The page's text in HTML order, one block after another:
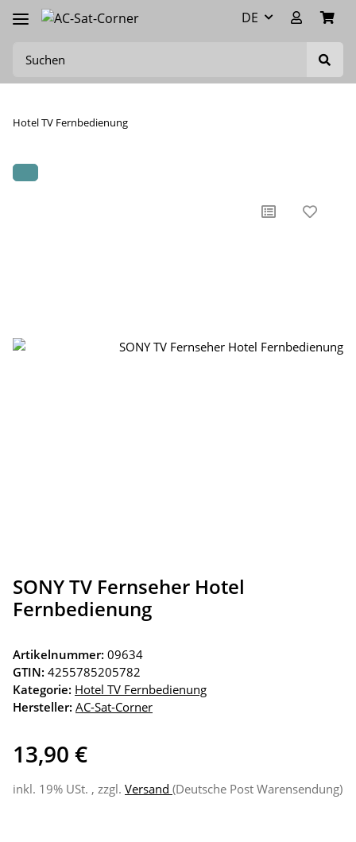
DE
Hotel TV Fernbedienung
SONY TV Fernseher Hotel
Fernbedienung
Artikelnummer: 09634
GTIN: 4255785205782
Kategorie: Hotel TV Fernbedienung
Hersteller: AC-Sat-Corner
13,90 €
inkl. 19% USt. , zzgl. Versand (Deutsche Post Warensendung)